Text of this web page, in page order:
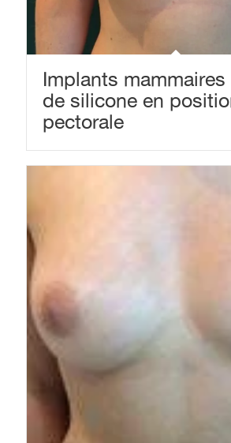
Implants
de silicone en
pectorale